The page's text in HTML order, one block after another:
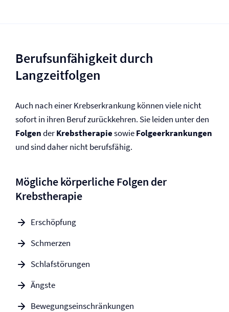
Be­rufs­un­fähig­keit durch
Langzeitfolgen
Auch nach einer Krebserkrankung können viele nicht
sofort in ihren Beruf zurückkehren. Sie leiden unter den
FolgenderKrebstherapiesowieFolge­erkrankungen
und sind daher nicht berufsfähig.
Mögliche körperliche Folgen der
Krebstherapie
Erschöpfung
Schmerzen
Schlafstörungen
Ängste
Bewegungseinschränkungen